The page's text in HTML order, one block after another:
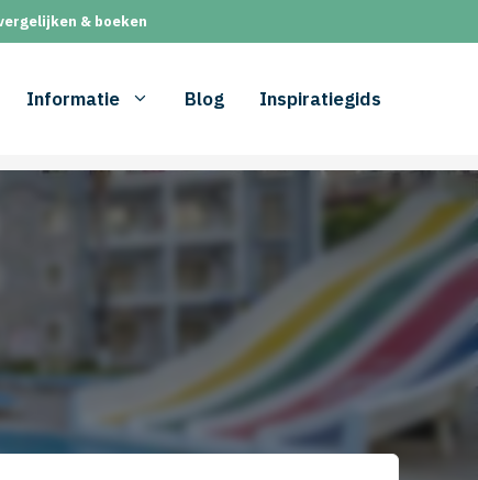
& boeken
Informatie Blog Inspiratiegids